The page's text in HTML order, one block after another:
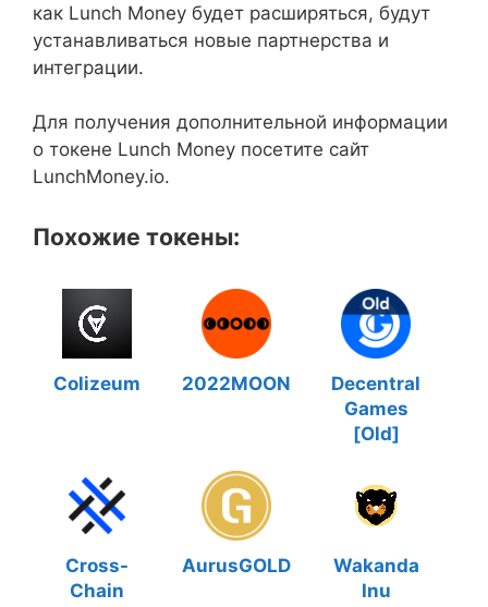
как Lunch Money будет расширяться, будут
устанавливаться новые партнерства и
интеграции.
Для получения дополнительной информации
о токене Lunch Money посетите сайт
LunchMoney.io.
Похожие токены:
Colizeum 2022MOON
Decentral
Games
[Old]
Cross-
Chain
AurusGOLD
Wakanda
Inu